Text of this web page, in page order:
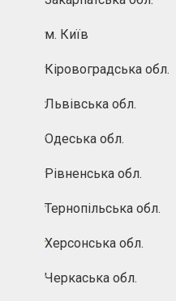
м. Київ
Кіровоградська обл.
Львівська обл.
Одеська обл.
Рівненська обл.
Тернопільська обл.
Херсонська обл.
Черкаська обл.